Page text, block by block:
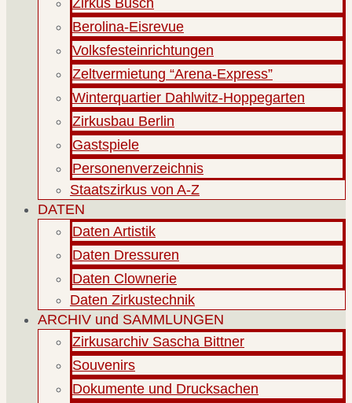
Berolina-Eisrevue
Volksfesteinrichtungen
Zeltvermietung “Arena-Express”
Winterquartier Dahlwitz-Hoppegarten
Zirkusbau Berlin
Gastspiele
Personenverzeichnis
Staatszirkus von A-Z
DATEN
Daten Artistik
Daten Dressuren
Daten Clownerie
Daten Zirkustechnik
ARCHIV und SAMMLUNGEN
Zirkusarchiv Sascha Bittner
Souvenirs
Dokumente und Drucksachen